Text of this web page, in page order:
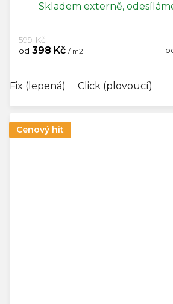
Skladem externě,
od 398 Kč / m2
599 Kč
Fix (lepená) Click (plovoucí)
Cenový hit